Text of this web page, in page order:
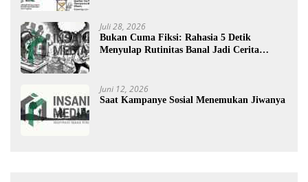
Juli 28, 2026
Bukan Cuma Fiksi: Rahasia 5 Detik
Menyulap Rutinitas Banal Jadi Cerita
Juni 12, 2026
Saat Kampanye Sosial Menemukan Jiwanya